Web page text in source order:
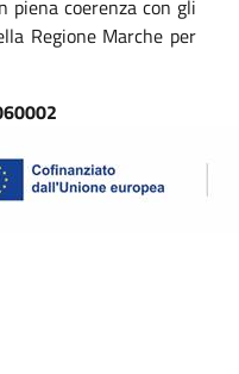
piena coerenza con gli
Regione Marche per